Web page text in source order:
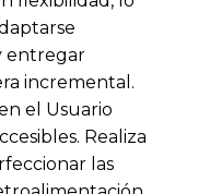
entregar
incremental.
el Usuario
Realiza
las